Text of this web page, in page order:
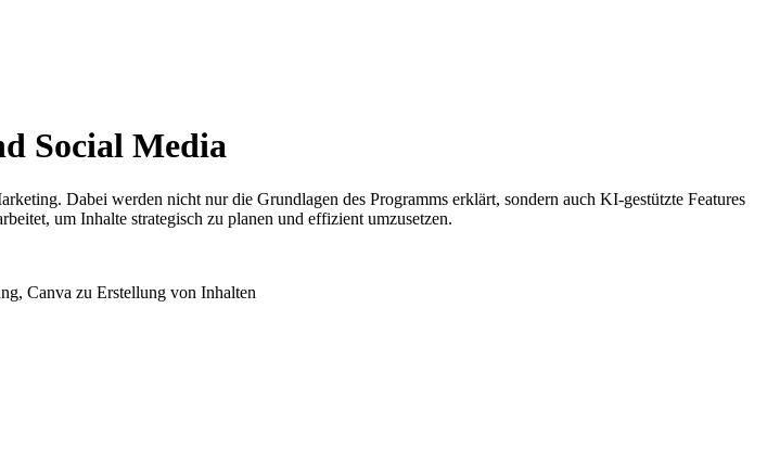
Social Media
Dabei werden nicht nur die Grundlagen des Programms erklärt, sondern auch KI-gestützte Features
um Inhalte strategisch zu planen und effizient umzusetzen.
Canva zu Erstellung von Inhalten